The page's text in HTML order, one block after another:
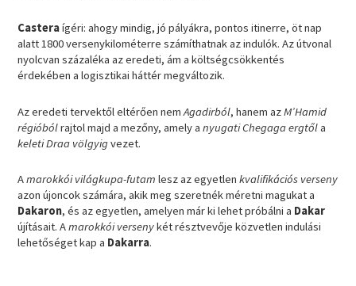
Casteraígéri: ahogy mindig, jó pályákra, pontos itinerre, öt nap
alatt 1800 versenykilométerre számíthatnak az indulók. Az útvonal
nyolcvan százaléka az eredeti, ám a költségcsökkentés
érdekében a logisztikai háttér megváltozik.
Az eredeti tervektől eltérően nemAgadirból, hanem azM’Hamid
régióbólrajtol majd a mezőny, amely anyugati Chegaga ergtőla
keleti Draa völgyigvezet.
Amarokkói világkupa-futam lesz az egyetlenkvalifikációs verseny
azon újoncok számára, akik meg szeretnék méretni magukat a
Dakaron, és az egyetlen, amelyen már ki lehet próbálni a Dakar
újításait. Amarokkói versenykét résztvevője közvetlen indulási
lehetőséget kap a Dakarra.